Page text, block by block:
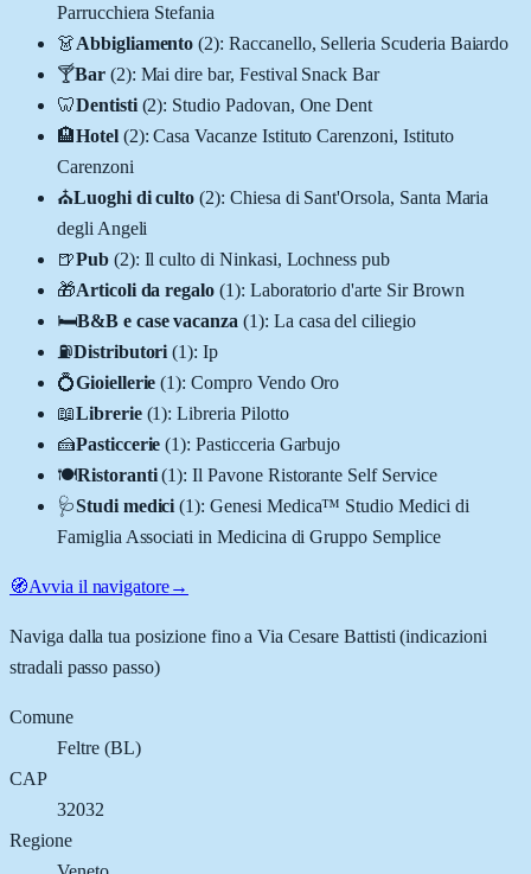
Parrucchiera Stefania
👗Abbigliamento (2):Raccanello, Selleria Scuderia Baiardo
🍸Bar (2): Mai dire bar, Festival Snack Bar
🦷Dentisti (2): Studio Padovan, One Dent
🏨Hotel (2):Casa Vacanze Istituto Carenzoni, Istituto
Carenzoni
⛪Luoghi di culto (2): Chiesa di Sant'Orsola, Santa Maria
degli Angeli
🍺Pub (2): Il culto di Ninkasi, Lochness pub
🎁Articoli da regalo (1): Laboratorio d'arte Sir Brown
🛏️B&B e case vacanza (1): La casa del ciliegio
⛽Distributori (1):Ip
💍Gioiellerie (1):Compro Vendo Oro
📖Librerie (1):Libreria Pilotto
🍰Pasticcerie (1):Pasticceria Garbujo
🍽️Ristoranti (1):Il Pavone Ristorante Self Service
🩺Studi medici (1):Genesi Medica™ Studio Medici di
Famiglia Associati in Medicina di Gruppo Semplice
🧭Avvia il navigatore→
Naviga dalla tua posizione fino aVia Cesare Battisti (indicazioni
stradali passo passo)
Comune
Feltre(BL)
CAP
32032
Regione